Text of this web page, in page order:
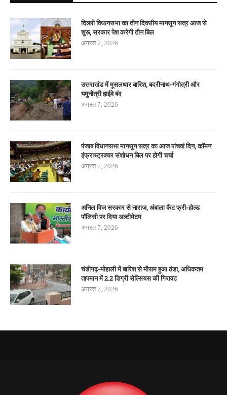
दिल्ली विधानसभा का तीन दिवसीय मानसून सत्र आज से
शुरू, सरकार पेश करेगी तीन बिल
अगस्त 7, 2026
उत्तराखंड में मूसलधार बारिश, बदरीनाथ-गंगोत्री और
यमुनोत्री हाईवे बंद
अगस्त 7, 2026
पंजाब विधानसभा मानसून सत्र का आज पांचवां दिन, कॉमन
इंफ्रास्ट्रक्चर संशोधन बिल पर होगी चर्चा
अगस्त 7, 2026
अनिल विज सरकार से नाराज, अंबाला कैंट फ्री-होल्ड
पॉलिसी पर दिया अल्टीमेटम
अगस्त 7, 2026
चंडीगढ़-मोहाली में बारिश से मौसम हुआ ठंडा, अधिकतम
तापमान में 2.2 डिग्री सेल्सियस की गिरावट
अगस्त 7, 2026